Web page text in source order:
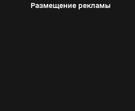
Размещение рекламы